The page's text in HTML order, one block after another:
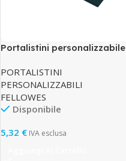
Portalistini personalizzabile
buste – nero – Fellowes
PORTALISTINI
PERSONALIZZABILI
FELLOWES
Disponibile
5,32 € IVA esclusa